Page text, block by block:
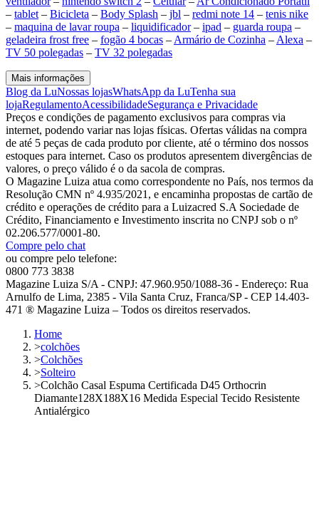
– tablet – Bicicleta – Body Splash – jbl – redmi note 14 – tenis nike
– maquina de lavar roupa – liquidificador– ipad – guarda roupa –
geladeira frost free – fogão 4 bocas – Armário de Cozinha – Alexa –
TV 50 polegadas – TV 32 polegadas
Mais informações
Blog da LuNossas lojasWhatsApp da LuTenha sua
lojaRegulamentoAcessibilidadeSegurança e Privacidade
Preços e condições de pagamento exclusivos para compras via
internet, podendo variar nas lojas físicas. Ofertas válidas na compra
de até 5 peças de cada produto por cliente, até o término dos nossos
estoques para internet. Caso os produtos apresentem divergências de
valores, o preço válido é o da sacola de compras.
O Magazine Luiza atua como correspondente no País, nos termos da
Resolução CMN nº 4.935/2021, e encaminha propostas de cartão de
crédito e operações de crédito para a Luizacred S.A Sociedade de
Crédito, Financiamento e Investimento inscrita no CNPJ sob o nº
02.206.577/0001-80.
Compre pelo chat
ou compre pelo telefone:
0800 773 3838
Magazine Luiza S/A - CNPJ: 47.960.950/1088-36 - Endereço: Rua
Arnulfo de Lima, 2385 - Vila Santa Cruz, Franca/SP - CEP 14.403-
471 ® Magazine Luiza – Todos os direitos reservados.
Home
>colchões
>Colchões
>Solteiro
>Colchão Casal Espuma Certificada D45 Orthocrin
Diamante128X188X16 Medida Especial Tecido Resistente
Antialérgico